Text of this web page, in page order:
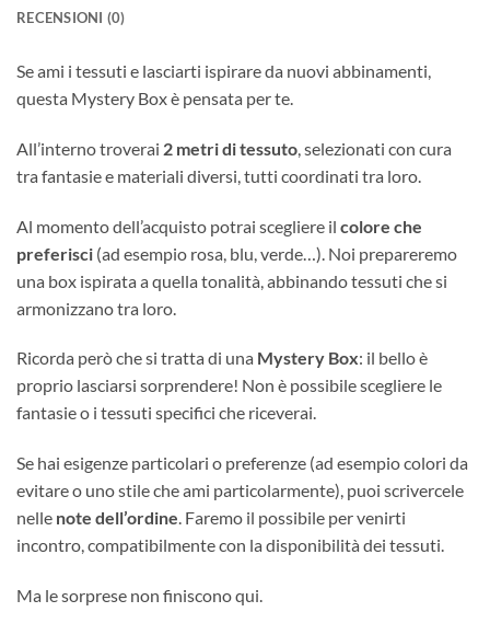
RECENSIONI (0)
Se ami i tessuti e lasciarti ispirare da nuovi abbinamenti,
questa Mystery Box è pensata per te.
All’interno troverai 2 metri di tessuto, selezionati con cura
tra fantasie e materiali diversi, tutti coordinati tra loro.
Al momento dell’acquisto potrai scegliere il colore che
preferisci (ad esempio rosa, blu, verde…). Noi prepareremo
una box ispirata a quella tonalità, abbinando tessuti che si
armonizzano tra loro.
Ricorda però che si tratta di una Mystery Box: il bello è
proprio lasciarsi sorprendere! Non è possibile scegliere le
fantasie o i tessuti specifici che riceverai.
Se hai esigenze particolari o preferenze (ad esempio colori da
evitare o uno stile che ami particolarmente), puoi scrivercele
nelle note dell’ordine. Faremo il possibile per venirti
incontro, compatibilmente con la disponibilità dei tessuti.
Ma le sorprese non finiscono qui.